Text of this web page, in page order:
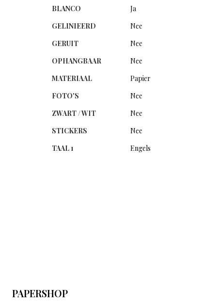
BLANCO
Ja
GELINIEERD
Nee
GERUIT
Nee
OPHANGBAAR
Nee
MATERIAAL
Papier
FOTO'S
Nee
ZWART / WIT
Nee
STICKERS
Nee
TAAL 1
Engels
PAPERSHOP